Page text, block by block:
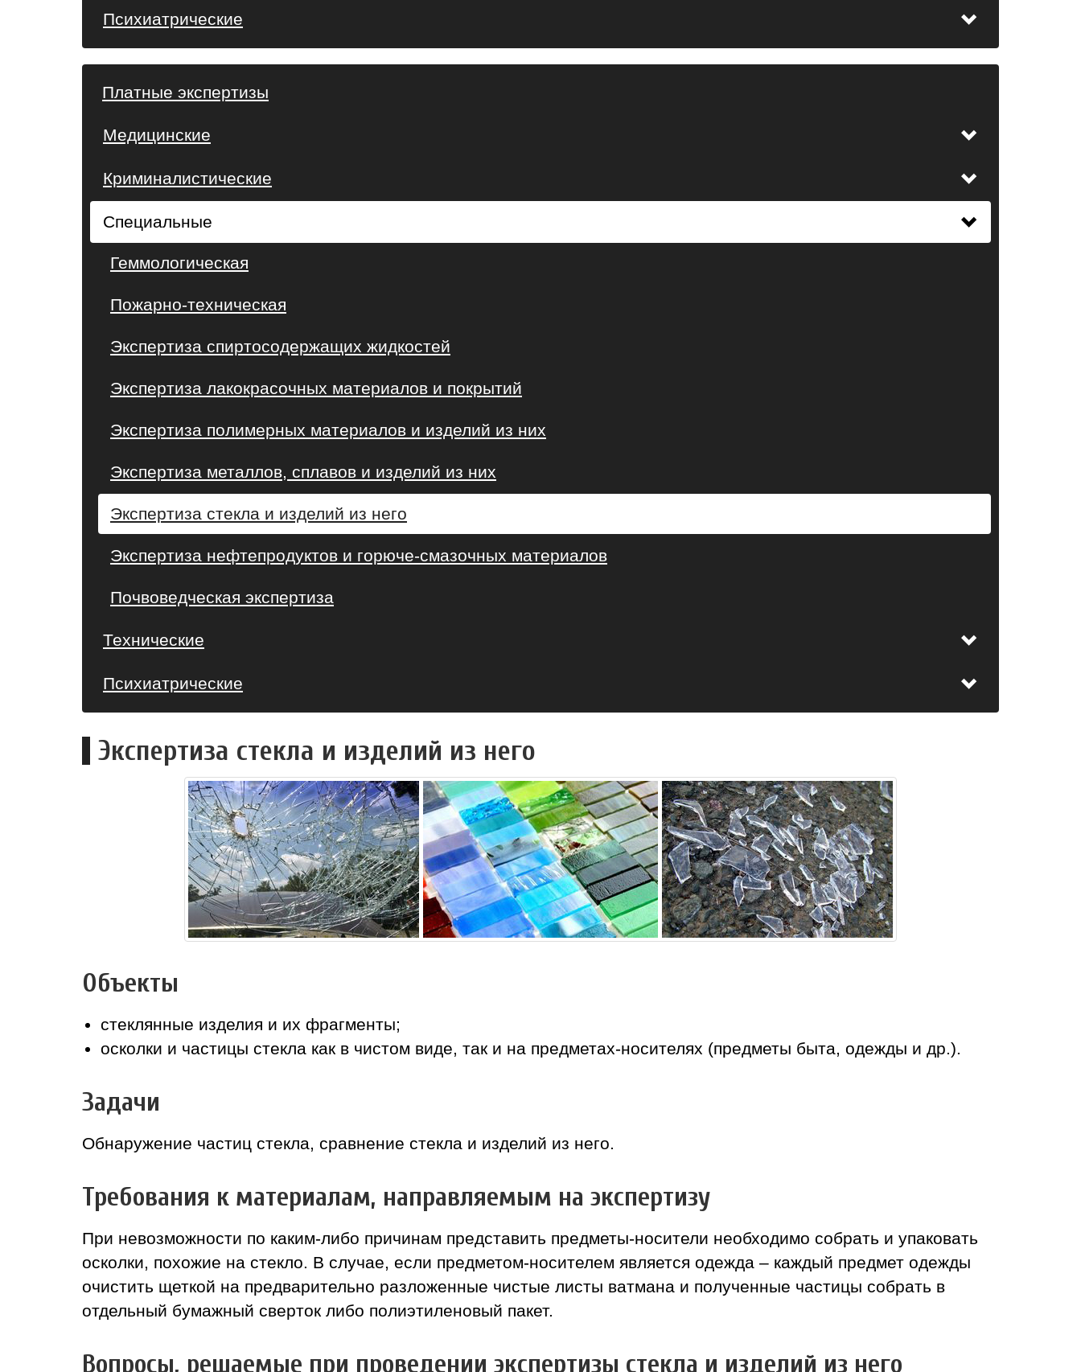
Психиатрические
Платные экспертизы
Медицинские
Криминалистические
Специальные
Геммологическая
Пожарно-техническая
Экспертиза спиртосодержащих жидкостей
Экспертиза лакокрасочных материалов и покрытий
Экспертиза полимерных материалов и изделий из них
Экспертиза металлов, сплавов и изделий из них
Экспертиза стекла и изделий из него
Экспертиза нефтепродуктов и горюче-смазочных материалов
Почвоведческая экспертиза
Технические
Психиатрические
Экспертиза стекла и изделий из него
Объекты
стеклянные изделия и их фрагменты;
осколки и частицы стекла как в чистом виде, так и на предметах-носителях (предметы быта, одежды и др.).
Задачи
Обнаружение частиц стекла, сравнение стекла и изделий из него.
Требования к материалам, направляемым на экспертизу
При невозможности по каким-либо причинам представить предметы-носители необходимо собрать и упаковать
осколки, похожие на стекло. В случае, если предметом-носителем является одежда – каждый предмет одежды
очистить щеткой на предварительно разложенные чистые листы ватмана и полученные частицы собрать в
отдельный бумажный сверток либо полиэтиленовый пакет.
Вопросы, решаемые при проведении экспертизы стекла и изделий из него